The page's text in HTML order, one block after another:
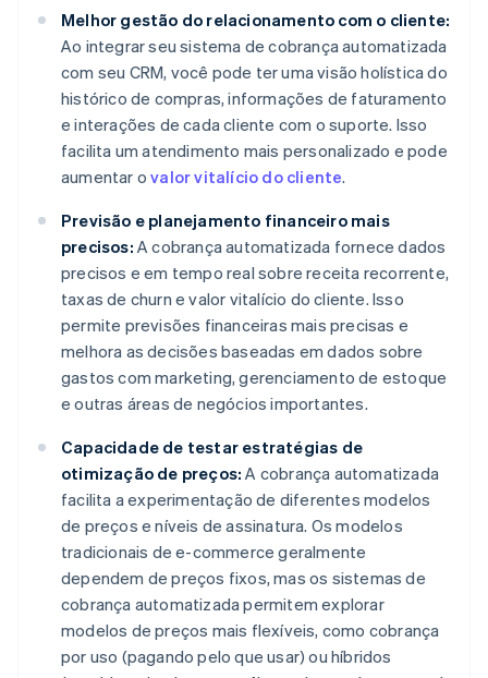
Melhor gestão do relacionamento com o cliente:
Ao integrar seu sistema de cobrança automatizada
com seu CRM, você pode ter uma visão holística do
histórico de compras, informações de faturamento
e interações de cada cliente com o suporte. Isso
facilita um atendimento mais personalizado e pode
aumentar ovalor vitalício do cliente.
Previsão e planejamento financeiro mais
precisos: A cobrança automatizada fornece dados
precisos e em tempo real sobre receita recorrente,
taxas de churn e valor vitalício do cliente. Isso
permite previsões financeiras mais precisas e
melhora as decisões baseadas em dados sobre
gastos com marketing, gerenciamento de estoque
e outras áreas de negócios importantes.
Capacidade de testar estratégias de
otimização de preços: A cobrança automatizada
facilita a experimentação de diferentes modelos
de preços e níveis de assinatura. Os modelos
tradicionais de e-commerce geralmente
dependem de preços fixos, mas os sistemas de
cobrança automatizada permitem explorar
modelos de preços mais flexíveis, como cobrança
por uso (pagando pelo que usar) ou híbridos